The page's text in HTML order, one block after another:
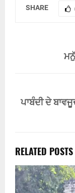
SHARE
ਪਾਬੰਦੀ ਦੇ
RELATED POSTS